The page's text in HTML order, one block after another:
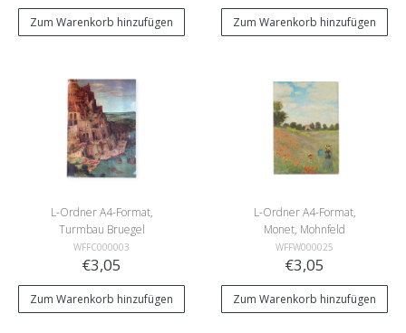
Zum Warenkorb hinzufügen Zum Warenkorb hinzufügen
L-Ordner A4-Format,
Turmbau Bruegel
WFFC000003
€3,05
Zum Warenkorb hinzufügen
L-Ordner A4-Format,
Monet, Mohnfeld
WFFW000025
€3,05
Zum Warenkorb hinzufügen